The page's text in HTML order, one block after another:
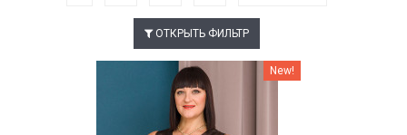
ОТКРЫТЬ ФИЛЬТР
Наклейки Варіант з % New!